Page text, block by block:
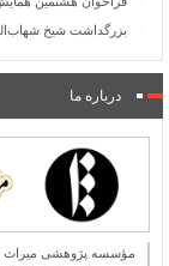
بزرگداشت شیخ
درباره ما